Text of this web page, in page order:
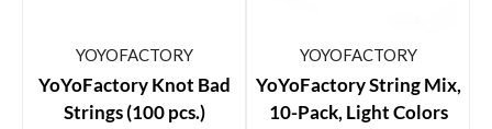
YOYOFACTORY
YoYoFactory Knot Bad
Strings (100 pcs.)
YOYOFACTORY
YoYoFactory String Mix,
10-Pack, Light Colors